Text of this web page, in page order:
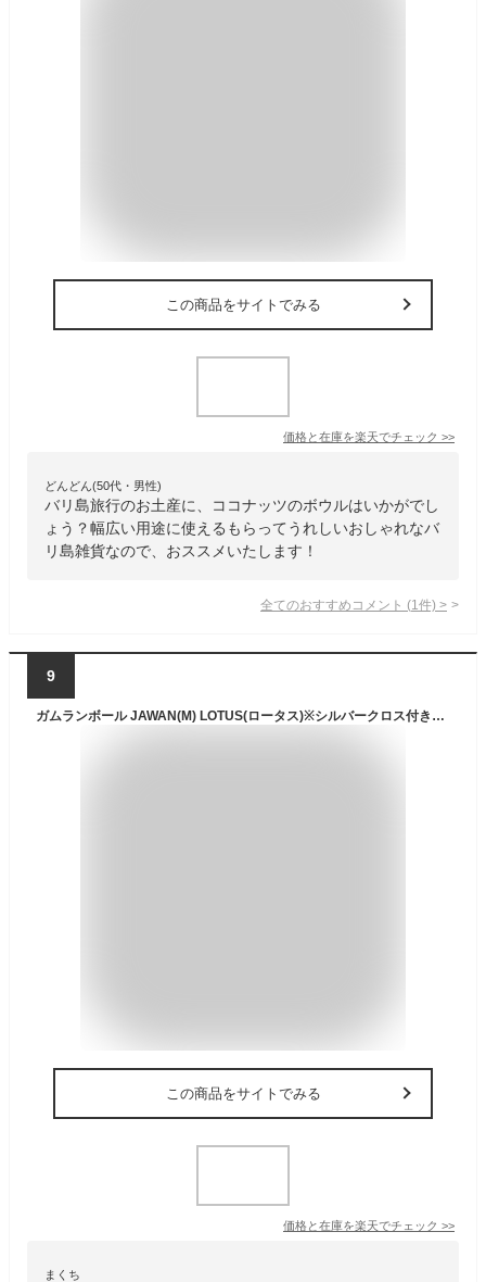
この商品をサイトでみる
価格と在庫を楽天でチェック >>
どんどん(50代・男性)
バリ島旅行のお土産に、ココナッツのボウルはいかがでし
ょう？幅広い用途に使えるもらってうれしいおしゃれなバ
リ島雑貨なので、おススメいたします！
全てのおすすめコメント (1 件) >
9
ガムランボール JAWAN(M) LOTUS(ロータス)※シルバークロス付き 【 ストラップ ネックレス キーホルダー ジャワン バリ 雑貨 バリ島 お土産 銀細工 シルバー アクセサリー ペンダントトップ インドネシア お守り 鈴 開運 正規品 】《メール便対応可》
この商品をサイトでみる
価格と在庫を楽天でチェック >>
まくち